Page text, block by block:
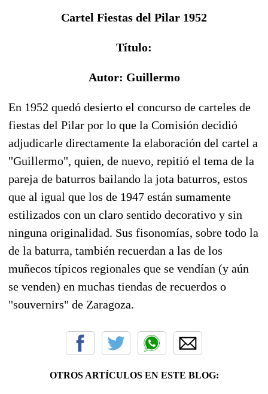
Cartel Fiestas del Pilar 1952
Título:
Autor: Guillermo
En 1952 quedó desierto el concurso de carteles de
fiestas del Pilar por lo que la Comisión decidió
adjudicarle directamente la elaboración del cartel a
"Guillermo", quien, de nuevo, repitió el tema de la
pareja de baturros bailando la jota baturros, estos
que al igual que los de 1947 están sumamente
estilizados con un claro sentido decorativo y sin
ninguna originalidad. Sus fisonomías, sobre todo la
de la baturra, también recuerdan a las de los
muñecos típicos regionales que se vendían (y aún
se venden) en muchas tiendas de recuerdos o
"souvernirs" de Zaragoza.
OTROS ARTÍCULOS EN ESTE BLOG: